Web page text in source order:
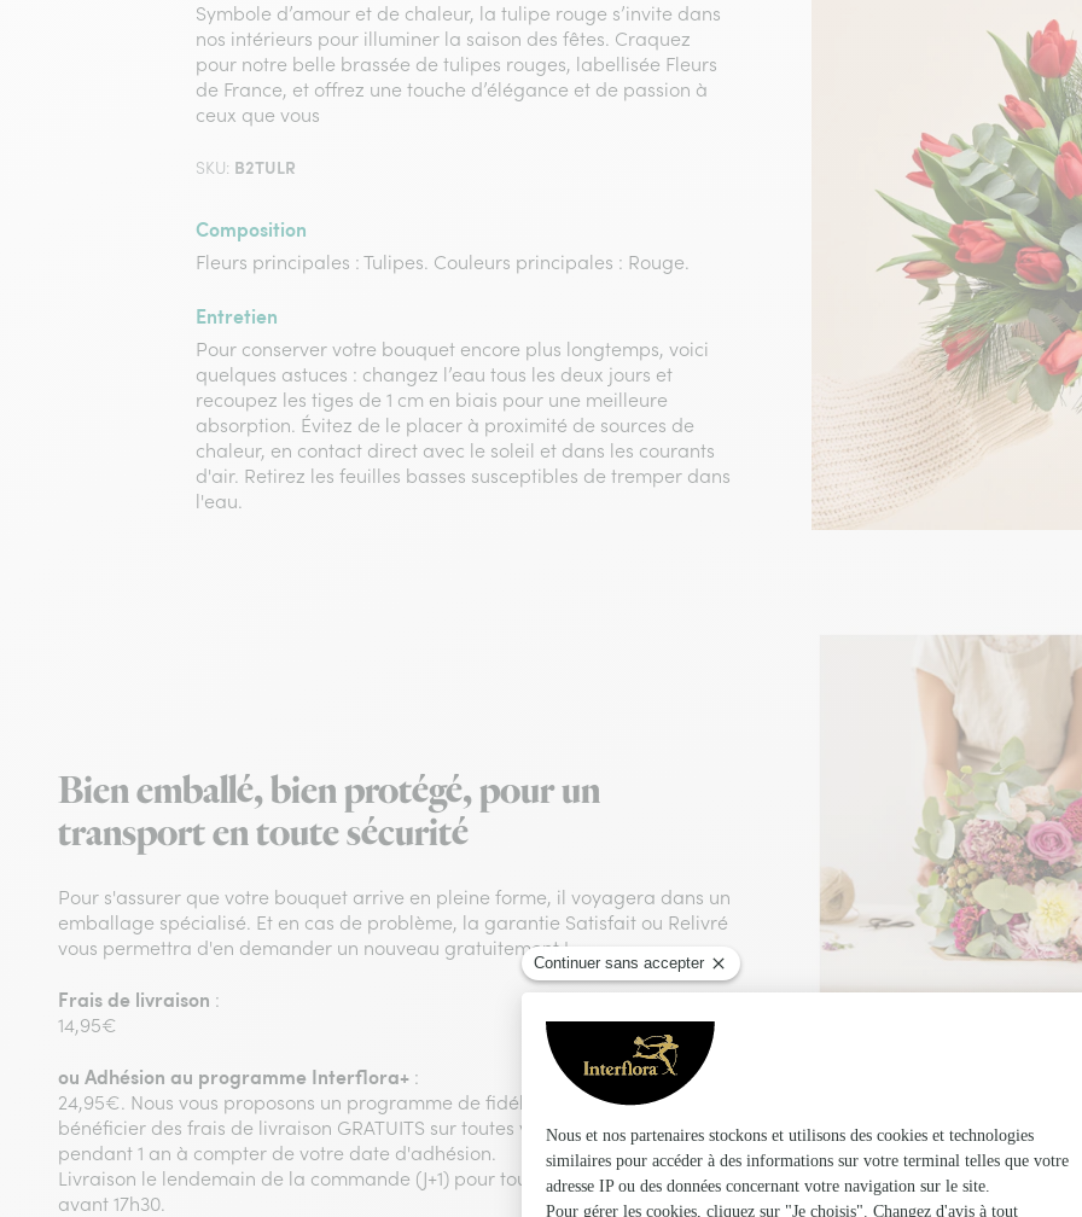
Symbole d’amour et de chaleur, la tulipe rouge s’invite dans
nos intérieurs pour illuminer la saison des fêtes. Craquez
pour notre belle brassée de tulipes rouges, labellisée Fleurs
de France, et offrez une touche d’élégance et de passion à
ceux que vous
SKU: B2TULR
Composition
Fleurs principales : Tulipes. Couleurs principales : Rouge.
Entretien
Pour conserver votre bouquet encore plus longtemps, voici
quelques astuces : changez l’eau tous les deux jours et
recoupez les tiges de 1 cm en biais pour une meilleure
absorption. Évitez de le placer à proximité de sources de
chaleur, en contact direct avec le soleil et dans les courants
d'air. Retirez les feuilles basses susceptibles de tremper dans
l'eau.
Bien emballé, bien protégé, pour un
transport en toute sécurité
Pour s'assurer que votre bouquet arrive en pleine forme, il voyagera dans un
emballage spécialisé. Et en cas de problème, la garantie Satisfait ou Relivré
vous permettra d'en demander un nouveau gratuitement !
Frais de livraison :
14,95€
ou Adhésion au programme Interflora+ :
24,95€. Nous vous proposons un programme de fidélité vous permettant de
bénéficier des frais de livraison GRATUITS sur toutes vos commandes
pendant 1 an à compter de votre date d'adhésion.
Livraison le lendemain de la commande (J+1) pour toute commande passée
avant 17h30.